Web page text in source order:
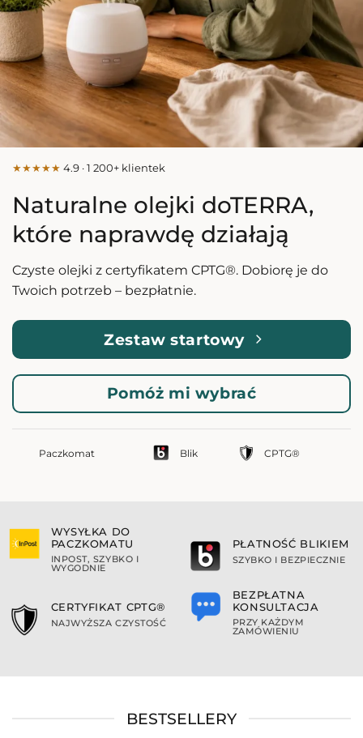
★★★★★ 4.9 · 1 200+ klientek
Naturalne olejki doTERRA,
które naprawdę działają
Czyste olejki z certyfikatem CPTG®. Dobiorę je do
Twoich potrzeb – bezpłatnie.
Zestaw startowy
Pomóż mi wybrać
Paczkomat Blik CPTG®
WYSYŁKA DO
PACZKOMATU
INPOST, SZYBKO I
WYGODNIE
PŁATNOŚĆ BLIKIEM
SZYBKO I BEZPIECZNIE
CERTYFIKAT CPTG®
NAJWYŻSZA CZYSTOŚĆ
BEZPŁATNA
KONSULTACJA
PRZY KAŻDYM
ZAMÓWIENIU
BESTSELLERY